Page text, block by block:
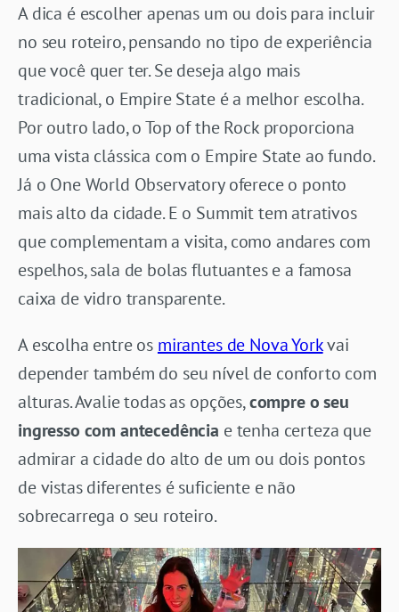
A dica é escolher apenas um ou dois para incluir
no seu roteiro, pensando no tipo de experiência
que você quer ter. Se deseja algo mais
tradicional, o Empire State é a melhor escolha.
Por outro lado, o Top of the Rock proporciona
uma vista clássica com o Empire State ao fundo.
Já o One World Observatory oferece o ponto
mais alto da cidade. E o Summit tem atrativos
que complementam a visita, como andares com
espelhos, sala de bolas flutuantes e a famosa
caixa de vidro transparente.
A escolha entre os mirantes de Nova Yorkvai
depender também do seu nível de conforto com
alturas. Avalie todas as opções,compre o seu
ingresso com antecedência e tenha certeza que
admirar a cidade do alto de um ou dois pontos
de vistas diferentes é suficiente e não
sobrecarrega o seu roteiro.